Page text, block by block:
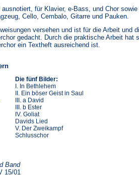
für Klavier, e-Bass, und Chor sowie
Cello, Cembalo, Gitarre und Pauken.
versehen und ist für die Arbeit und
gedacht. Durch die praktische Arbeit hat
ein Textheft ausreichend ist.
Die fünf Bilder:
I. In Bethlehem
II. Ein böser Geist in Saul
III. a David
III. b Ester
IV. Goliat
Davids Lied
V. Der Zweikampf
Schlusschor
Band
15/01